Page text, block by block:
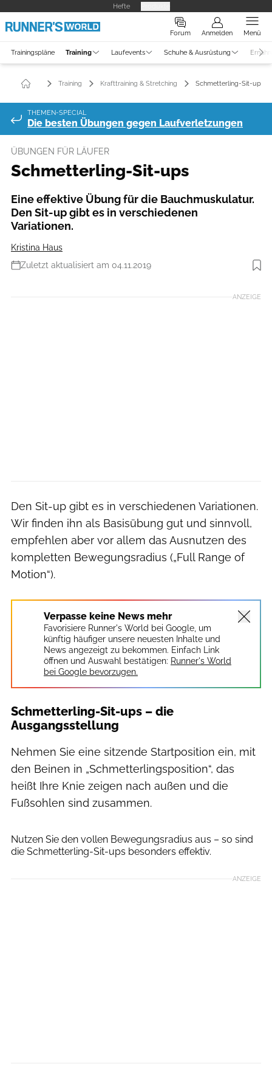
Hefte
Forum Anmelden Menü
Trainingspläne Training Laufevents Schuhe & Ausrüstung
Training Krafttraining & Stretching Schmetterling-Sit-ups
THEMEN-SPECIAL
Die besten Übungen gegen Laufverletzungen
ÜBUNGEN FÜR LÄUFER
Schmetterling-Sit-ups
Eine effektive Übung für die Bauchmuskulatur.
Den Sit-up gibt es in verschiedenen
Variationen.
Kristina Haus
Zuletzt aktualisiert am 04.11.2019
Foto: Henning Heide
ANZEIGE
Den Sit-up gibt es in verschiedenen Variationen.
Wir finden ihn als Basisübung gut und sinnvoll,
empfehlen aber vor allem das Ausnutzen des
kompletten Bewegungsradius („Full Range of
Motion“).
Verpasse keine News mehr
Favorisiere Runner's World bei Google, um
künftig häufiger unsere neuesten Inhalte und
News angezeigt zu bekommen. Einfach Link
öffnen und Auswahl bestätigen: Runner's World
bei Google bevorzugen.
Schmetterling-Sit-ups – die
Ausgangsstellung
Nehmen Sie eine sitzende Startposition ein, mit
den Beinen in „Schmetterlingsposition“, das
heißt Ihre Knie zeigen nach außen und die
Fußsohlen sind zusammen.
Nutzen Sie den vollen Bewegungsradius aus – so sind
die Schmetterling-Sit-ups besonders effektiv.
ANZEIGE